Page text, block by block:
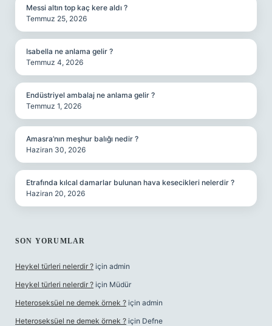
Messi altın top kaç kere aldı ?
Temmuz 25, 2026
Isabella ne anlama gelir ?
Temmuz 4, 2026
Endüstriyel ambalaj ne anlama gelir ?
Temmuz 1, 2026
Amasra’nın meşhur balığı nedir ?
Haziran 30, 2026
Etrafında kılcal damarlar bulunan hava kesecikleri nelerdir ?
Haziran 20, 2026
SON YORUMLAR
Heykel türleri nelerdir ? için admin
Heykel türleri nelerdir ? için Müdür
Heteroseksüel ne demek örnek ? için admin
Heteroseksüel ne demek örnek ? için Defne